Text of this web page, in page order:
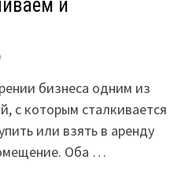
и
бизнеса одним из
с которым сталкивается
или взять в аренду
Оба …